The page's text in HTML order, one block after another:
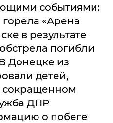
событиями:
«Арена
в результате
погибли
Донецке из
детей,
сокращенном
ДНР
о побеге